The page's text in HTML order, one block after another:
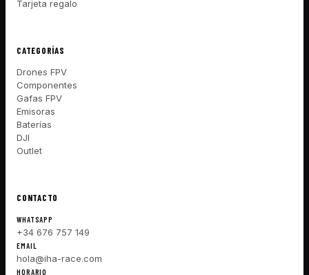
Tarjeta regalo
CATEGORÍAS
Drones FPV
Componentes
Gafas FPV
Emisoras
Baterías
DJI
Outlet
CONTACTO
WHATSAPP
+34 676 757 149
EMAIL
hola@iha-race.com
HORARIO